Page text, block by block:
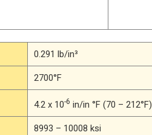
0.291 lb/in³
2700°F
4.2 x 10-6 in/in °F (70 – 212°F)
8993 – 10008 ksi